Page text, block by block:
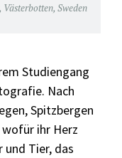
Sweden
Studiengang
Nach
Spitzbergen
wofür ihr Herz
Tier, das